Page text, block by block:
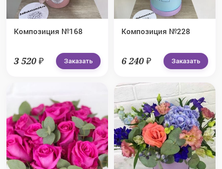
Композиция №168
3 520 ₽ Заказать
Композиция №228
6 240 ₽ Заказать